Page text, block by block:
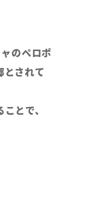
のペロポ
とされて
とで、